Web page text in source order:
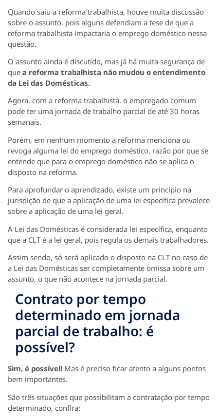
Quando saiu a reforma trabalhista, houve muita discussão
sobre o assunto, pois alguns defendiam a tese de que a
reforma trabalhista impactaria o emprego doméstico nessa
questão.
O assunto ainda é discutido, mas já há muita segurança de
que a reforma trabalhista não mudou o entendimento
da Lei das Domésticas.
Agora, com a reforma trabalhista, o empregado comum
pode ter uma jornada de trabalho parcial de até 30 horas
semanais.
Porém, em nenhum momento a reforma menciona ou
revoga alguma lei do emprego doméstico, razão por que se
entende que para o emprego doméstico não se aplica o
disposto na reforma.
Para aprofundar o aprendizado, existe um princípio na
jurisdição de que a aplicação de uma lei específica prevalece
sobre a aplicação de uma lei geral.
A Lei das Domésticas é considerada lei específica, enquanto
que a CLT é a lei geral, pois regula os demais trabalhadores.
Assim sendo, só será aplicado o disposto na CLT no caso de
a Lei das Domésticas ser completamente omissa sobre um
assunto, o que não acontece na jornada parcial.
Contrato por tempo
determinado em jornada
parcial de trabalho: é
possível?
Sim, é possível! Mas é preciso ficar atento a alguns pontos
bem importantes.
São três situações que possibilitam a contratação por tempo
determinado, confira: